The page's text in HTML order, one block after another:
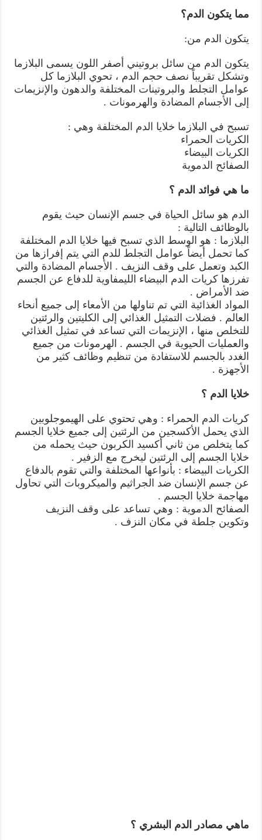
مما يتكون الدم؟
يتكون الدم من:
يتكون الدم من سائل بروتيني أصفر اللون يسمى البلازما
وتشكل تقريباً نصف حجم الدم ، تحوي البلازما كل
عوامل التجلط والبروتينات المختلفة والدهون والإنزيمات
إلى الأجسام المضادة والهرمونات .
تسبح في البلازما خلايا الدم المختلفة وهي :
الكريات الحمراء
الكريات البيضاء
الصفائح الدموية
ما هي فوائد الدم ؟
الدم هو سائل الحياة في جسم الإنسان حيث يقوم
بالوظائف التالية :
البلازما : هو الوسط الذي تسبح فيها خلايا الدم المختلفة
كما تحمل أيضاً عوامل التجلط للدم التي يتم إفرازها من
الكبد وتعمل على وقف النزيف . الأجسام المضادة والتي
تفرزها كريات الدم البيضاء الليمفاوية للدفاع عن الجسم
ضد الأمراض .
المواد الغذائية التي تم تناولها من الأمعاء إلى جميع أنحاء
العالم . فضلات التمثيل الغذائي إلى الكليتين والرئتين
للتخلص منها ، الإنزيمات التي تساعد في تمثيل الغذائي
والعمليات الحيوية في الجسم . الهرمونات من جميع
الغدد بالجسم للاستفادة من تنظيم وظائف كثير من
الأجهزة .
خلايا الدم ؟
كريات الدم الحمراء : وهي تحتوي على الهيموجلوبين
الذي يحمل الأكسجين من الرئتين إلى جميع خلايا الجسم
كما يتخلص من ثاني أكسيد الكربون حيث يحمله من
خلايا الجسم إلى الرئتين ليخرج مع الزفير .
الكريات البيضاء : بأنواعها المختلفة والتي تقوم بالدفاع
عن جسم الإنسان ضد الجراثيم والميكروبات التي تحاول
مهاجمة خلايا الجسم .
الصفائح الدموية : وهي تساعد على وقف النزيف
وتكوين جلطة في مكان النزف .
ماهي مصادر الدم البشري ؟